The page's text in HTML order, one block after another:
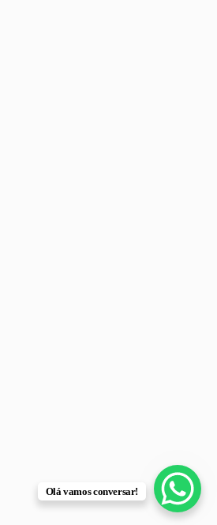
Olá vamos conversar!